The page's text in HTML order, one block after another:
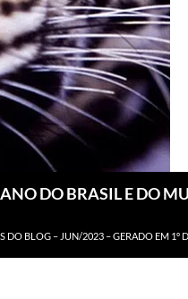
DO BRASIL E DO
DO BLOG – JUN/2023 – GERADO EM 1º